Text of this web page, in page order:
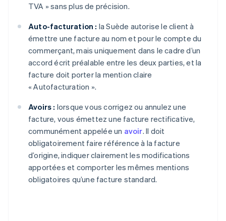
TVA » sans plus de précision.
Auto-facturation : la Suède autorise le client à
émettre une facture au nom et pour le compte du
commerçant, mais uniquement dans le cadre d’un
accord écrit préalable entre les deux parties, et la
facture doit porter la mention claire
« Autofacturation ».
Avoirs : lorsque vous corrigez ou annulez une
facture, vous émettez une facture rectificative,
communément appelée un avoir. Il doit
obligatoirement faire référence à la facture
d’origine, indiquer clairement les modifications
apportées et comporter les mêmes mentions
obligatoires qu’une facture standard.